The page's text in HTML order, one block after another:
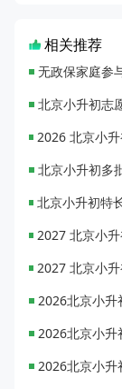
相关推荐
无政保家庭参
2026北京小升